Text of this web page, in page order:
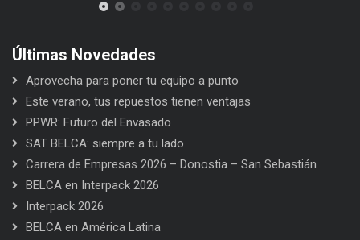
Últimas Novedades
Aprovecha para poner tu equipo a punto
Este verano, tus repuestos tienen ventajas
PPWR: Futuro del Envasado
SAT BELCA: siempre a tu lado
Carrera de Empresas 2026 – Donostia – San Sebastián
BELCA en Interpack 2026
Interpack 2026
BELCA en América Latina